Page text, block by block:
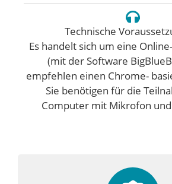
Technische
Es handelt sich um eine
(mit der Software
empfehlen einen Chrome-
Sie benötigen für die
Computer mit Mikrofon